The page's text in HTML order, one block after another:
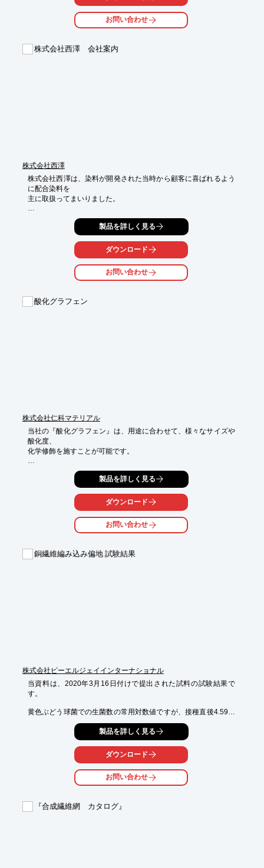
『TENCEL(R)』製品は全て純セルロースから成り、
食品接触、医療、衛生材用途として承認されています。
・カット長、繊維径が精密
お問い合わせ
株式会社西澤 会社案内
株式会社西澤
株式会社西澤は、染料が開発された当時から顧客に喜ばれるよう
に配合染料を
主に取扱ってまいりました。
染料の製造がヨーロッパからアジアでもできるようになると、コ
削減し、多くの利益を出すために輸入染料を配合するようになり
現在は、環境という問題を避けて化学品を使用することが年々難
きており、使用を許される原料の配合や規制にかからない原料を
商品を開発することが必要になってきています。
■各種合成樹脂の製造、加工並びに販売
■動物、植物及び鉱物の各油、有機、無機薬品を原料とする油脂
製品の製造、
加工並びに販売
※詳しくはPDFをダウンロードいただくか、お気軽にお問い合わ
製品を詳しく見る
ダウンロード
お問い合わせ
酸化グラフェン
株式会社仁科マテリアル
当社の『酸化グラフェン』は、用途に合わせて、様々なサイズや
酸化度、
化学修飾を施すことが可能です。
先進の研究知識を有効に活用することができ、
単独研究、共同研究という形で、新事業のお手伝いができます。
■重金属を含まない
い。
製品を詳しく見る
ダウンロード
お問い合わせ
銅繊維編み込み偏地 試験結果
株式会社ピーエルジェイインターナショナル
当資料は、2020年3月16日付けで提出された試料の試験結果で
す。
黄色ぶどう球菌での生菌数の常用対数値ですが、接種直後4.59に
18時間培養後では1.30となり、抗菌活性値は5.8という結果にな
また、肺炎かん菌では、接種直後4.55、18時間培養後では4.33と
こちらの抗菌活性値は3.2という結果が出ました。
製品を詳しく見る
ダウンロード
お問い合わせ
『合成繊維網 カタログ』